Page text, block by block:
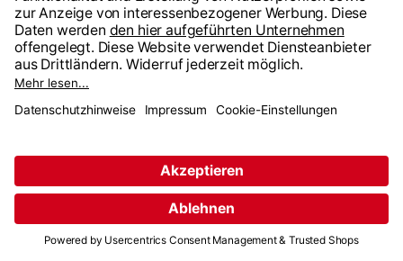
Jannine Norff - Support
"Wer etwas bewegen will, braucht mehr als nur Ziele – es
braucht Menschen, die sich gegenseitig motivieren